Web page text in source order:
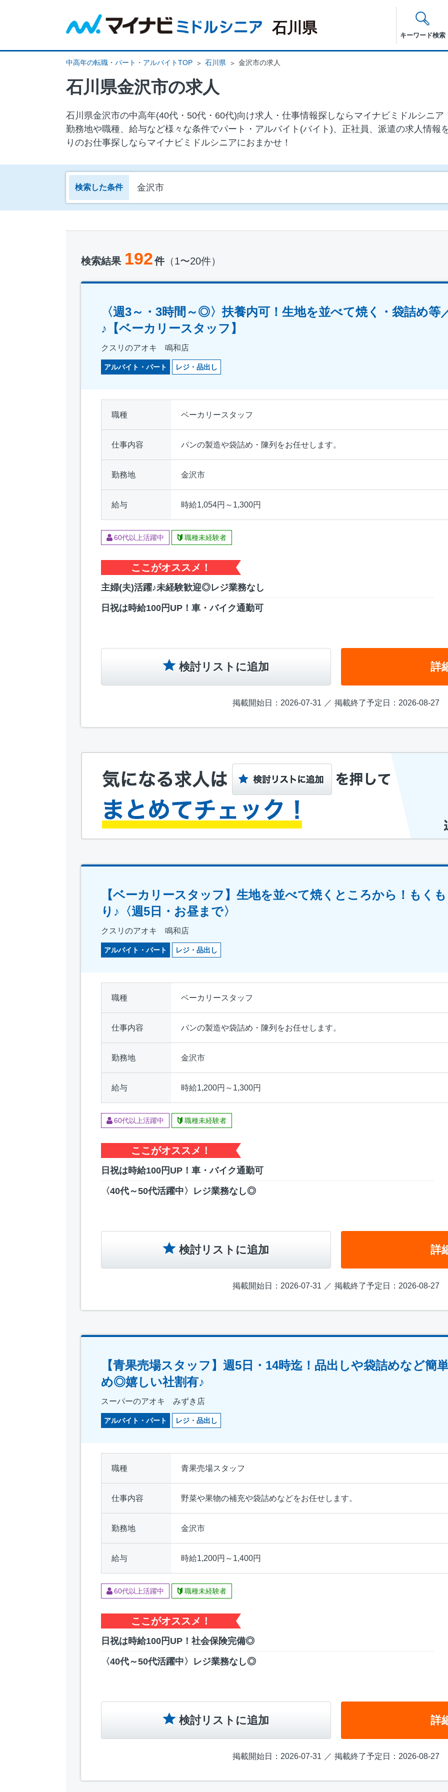
石川県 キーワード検索
中高年の転職・パート・アルバイトTOP 石川県 金沢市の求人
石川県金沢市の求人
石川県金沢市の中⾼年(40代・50代・60代)向け求⼈・仕事情報探しならマイナビミドルシニ
勤務地や職種、給与など様々な条件でパート・アルバイト(バイト)、正社員、派遣の求人情報
りのお仕事探しならマイナビミドルシニアにおまかせ！
検索した条件 金沢市
検索結果 192件（1〜20件）
〈週3～・3時間～◎〉扶養内可！生地を並べて焼く・袋詰め等
♪【ベーカリースタッフ】
クスリのアオキ 鳴和店
アルバイト・パート レジ・品出し
職種 ベーカリースタッフ
仕事内容 パンの製造や袋詰め・陳列をお任せします。
勤務地 金沢市
給与 時給1,054円～1,300円
60代以上活躍中 職種未経験者
ここがオススメ！
主婦(夫)活躍♪未経験歓迎◎レジ業務なし
日祝は時給100円UP！車・バイク通勤可
検討リストに追加 詳
掲載開始日：2026-07-31 掲載終了予定日：2026-08-27
【ベーカリースタッフ】生地を並べて焼くところから！もく
り♪〈週5日・お昼まで〉
クスリのアオキ 鳴和店
アルバイト・パート レジ・品出し
職種 ベーカリースタッフ
仕事内容 パンの製造や袋詰め・陳列をお任せします。
勤務地 金沢市
給与 時給1,200円～1,300円
60代以上活躍中 職種未経験者
ここがオススメ！
日祝は時給100円UP！車・バイク通勤可
〈40代～50代活躍中〉レジ業務なし◎
検討リストに追加 詳
掲載開始日：2026-07-31 掲載終了予定日：2026-08-27
【青果売場スタッフ】週5日・14時迄！品出しや袋詰めなど簡
め◎嬉しい社割有♪
スーパーのアオキ みずき店
アルバイト・パート レジ・品出し
職種 青果売場スタッフ
仕事内容 野菜や果物の補充や袋詰めなどをお任せします。
勤務地 金沢市
給与 時給1,200円～1,400円
60代以上活躍中 職種未経験者
ここがオススメ！
日祝は時給100円UP！社会保険完備◎
〈40代～50代活躍中〉レジ業務なし◎
検討リストに追加 詳
掲載開始日：2026-07-31 掲載終了予定日：2026-08-27